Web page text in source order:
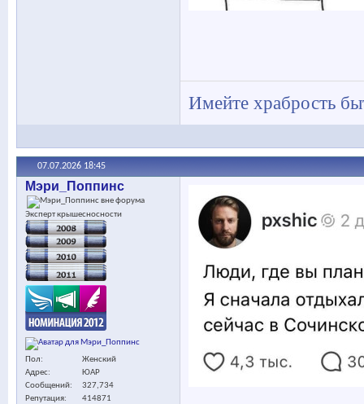
Имейте храбрость
07.07.2026 18:45
Мэри_Поппинс
Эксперт крышесносности
Пол
Женский
Адрес
ЮАР
Сообщений
327,734
Репутация
414871